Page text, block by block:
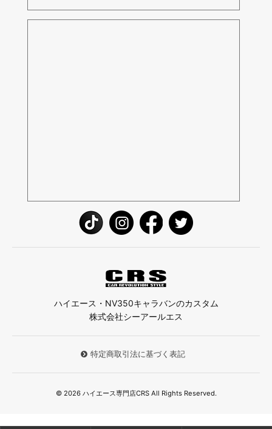
ハイエース・NV350キャラバンのカスタム
株式会社シーアールエス
特定商取引法に基づく表記
© 2026 ハイエース専門店CRS All Rights Reserved.